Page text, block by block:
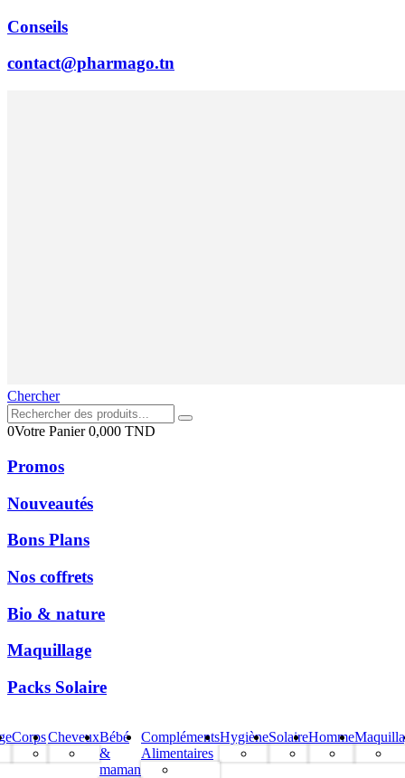
Conseils
contact@pharmago.tn
Chercher
0Votre Panier0,000 TND
Promos
Nouveautés
Bons Plans
Nos coffrets
Bio & nature
Maquillage
Packs Solaire
CorpsCheveuxBébé
&
maman
Compléments
Alimentaires
HygièneSolaireHomme